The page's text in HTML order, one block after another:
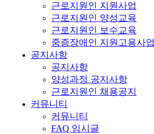
근로지원인 지원사업
근로지원인 양성교육
근로지원인 보수교육
중증장애인 지원고용사업
공지사항
공지사항
양성과정 공지사항
근로지원인 채용공지
커뮤니티
커뮤니티
FAQ 임시글